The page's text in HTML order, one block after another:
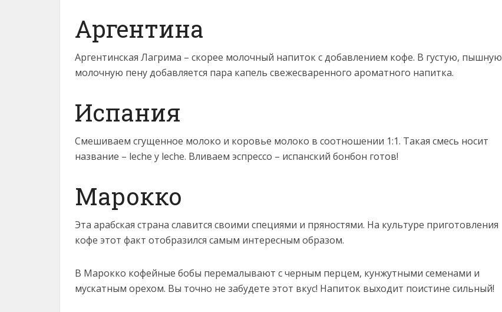
Аргентина
Аргентинская Лагрима – скорее молочный напиток с добавлением кофе. В густую, пышную
молочную пену добавляется пара капель свежесваренного ароматного напитка.
Испания
Смешиваем сгущенное молоко и коровье молоко в соотношении 1:1. Такая смесь носит
название – leche y leche. Вливаем эспрессо – испанский бонбон готов!
Марокко
Эта арабская страна славится своими специями и пряностями. На культуре приготовления
кофе этот факт отобразился самым интересным образом.
В Марокко кофейные бобы перемалывают с черным перцем, кунжутными семенами и
мускатным орехом. Вы точно не забудете этот вкус! Напиток выходит поистине сильный!